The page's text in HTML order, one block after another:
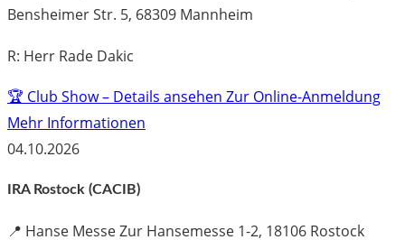
Bensheimer Str. 5, 68309 Mannheim
R: Herr Rade Dakic
🏆 Club Show – Details ansehen Zur Online-Anmeldung
Mehr Informationen
04.10.2026
IRA Rostock (CACIB)
📍 Hanse Messe Zur Hansemesse 1-2, 18106 Rostock